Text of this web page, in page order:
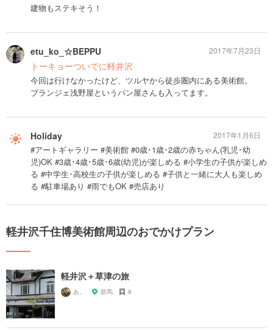
建物もステキそう！
etu_ko_☆BEPPU
トーキョーついでに軽井沢
今回は行けなかったけど、ツルヤから徒歩圏内にある美術館。
ブランジェ浅野屋というパン屋さんも入ってます。
2017年7月23日
Holiday
#アートギャラリー #美術館 #0歳･1歳･2歳の赤ちゃん(乳児･幼
児)OK #3歳･4歳･5歳･6歳(幼児)が楽しめる #小学生の子供が楽しめ
る #中学生･高校生の子供が楽しめる #子供と一緒に大人も楽しめ
る #駐車場あり #雨でもOK #売店あり
2017年1月6日
軽井沢千住博美術館周辺のおでかけプラン
軽井沢＋草津の旅
あ。 群馬 8